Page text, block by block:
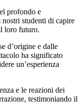
profondo e
nostri studenti di capire
loro futuro.
d’origine e dalle
ha significato
un’esperienza
e le reazioni dei
testimoniando il